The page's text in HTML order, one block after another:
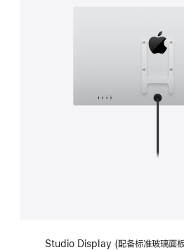
Studio Display (配备标准玻璃面